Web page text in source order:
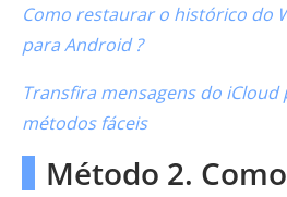
Como restaurar o histórico do
para Android ?
Transfira mensagens do
métodos fáceis
Método 2.